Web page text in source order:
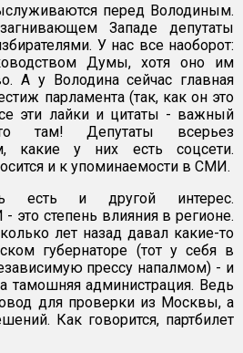
перед Володиным.
Западе депутаты
У нас все наоборот:
Думы, хотя оно им
А у Володина сейчас главная
парламента (так, как он это
эти лайки и цитаты - важный
там! Депутаты всерьез
какие у них есть соцсети.
и к упоминаемости в СМИ.
есть и другой интерес.
степень влияния в регионе.
лет назад давал какие-то
губернаторе (тот у себя в
прессу напалмом) - и
тамошняя администрация. Ведь
для проверки из Москвы, а
Как говорится, партбилет